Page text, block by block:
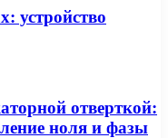
устройство
отверткой:
ноля и фазы